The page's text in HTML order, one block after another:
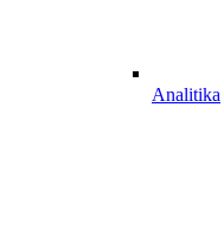
Analitika